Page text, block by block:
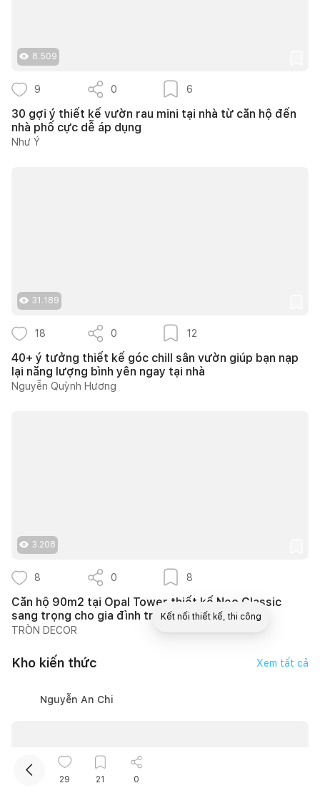
8.509
9 0 6
30 gợi ý thiết kế vườn rau mini tại nhà từ căn hộ đến
nhà phố cực dễ áp dụng
Như Ý
31.189
18 0 12
40+ ý tưởng thiết kế góc chill sân vườn giúp bạn nạp
lại năng lượng bình yên ngay tại nhà
Nguyễn Quỳnh Hương
3.208
8 0 8
Căn hộ 90m2 tại Opal Tower thiết kế Neo Classic
sang trọng cho gia đình trẻ
TRÒN DECOR
Kho kiến thức Xem tất cả
Nguyễn An Chi
29 21 0
Kết nối thiết kế, thi công
Mua sắm hoàn thiện nhà